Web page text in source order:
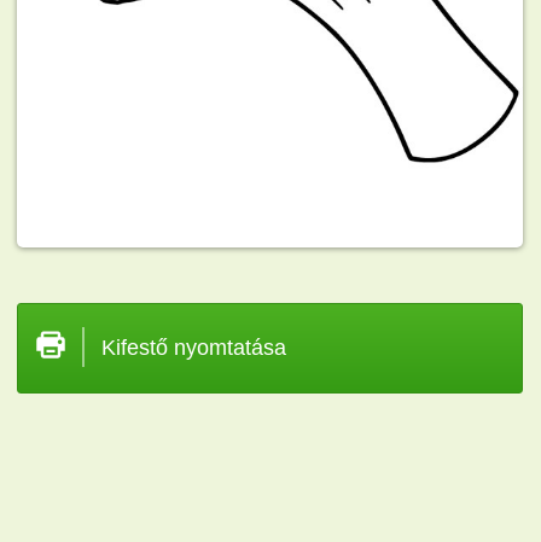
Kifestő nyomtatása